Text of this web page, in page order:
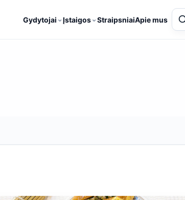
Gydytojai ⌄Įstaigos⌄StraipsniaiApie mus